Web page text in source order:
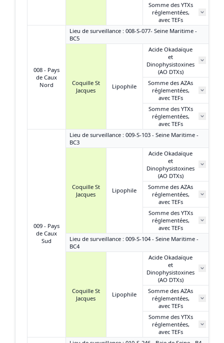
Somme des YTXs
réglementées,
avec TEFs
008 - Pays
de Caux
Nord
Lieu de surveillance : 008-S-077- Seine Maritime -
BC5
Coquille St
Jacques
Lipophile
Acide Okadaïque
et
Dinophysistoxines
(AO DTXs)
Somme des AZAs
réglementées,
avec TEFs
Somme des YTXs
réglementées,
avec TEFs
009 - Pays
de Caux
Sud
Lieu de surveillance : 009-S-103 - Seine Maritime -
BC3
Coquille St
Jacques
Lipophile
Acide Okadaïque
et
Dinophysistoxines
(AO DTXs)
Somme des AZAs
réglementées,
avec TEFs
Somme des YTXs
réglementées,
avec TEFs
Lieu de surveillance : 009-S-104 - Seine Maritime -
BC4
Coquille St
Jacques
Lipophile
Acide Okadaïque
et
Dinophysistoxines
(AO DTXs)
Somme des AZAs
réglementées,
avec TEFs
Somme des YTXs
réglementées,
avec TEFs